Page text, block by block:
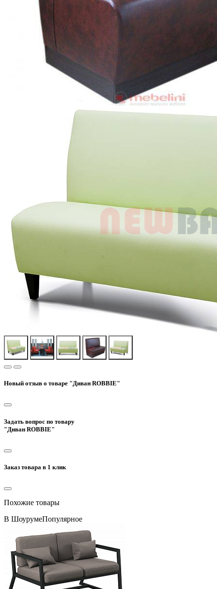
Новый отзыв о товаре "Диван ROBBIE"
Задать вопрос по товару
"Диван ROBBIE"
Заказ товара в 1 клик
Похожие товары
В ШоурумеПопулярное